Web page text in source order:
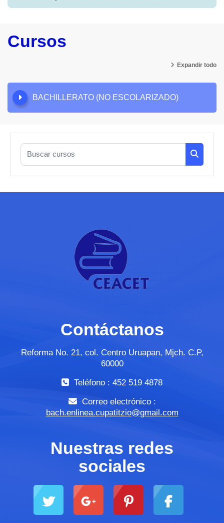
Cursos
Expandir todo
BACHILLERATO (NO ESCOLARIZADO)
Buscar cursos
Buscar
Contáctanos
Reforma No. 21, col. Centro Uruapan, Mjch. C.P,
60000
Teléfono : 452 519 4878
Correo electrónico :
bach.enlinea.cupatitzio@gmail.com
Nuestras redes
sociales